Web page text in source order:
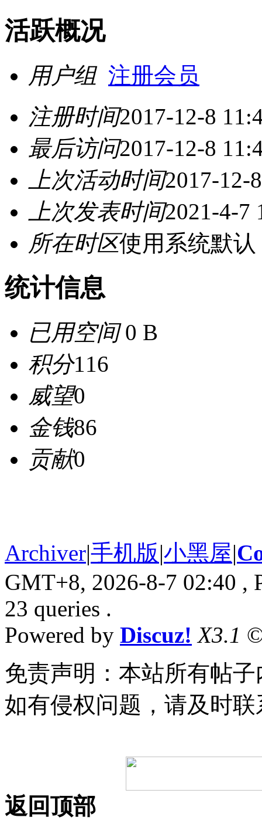
活跃概况
用户组 注册会员
注册时间2017-12-8
最后访问2017-12-8
上次活动时间2017-12-
上次发表时间2021-4-7
所在时区使用系统默认
统计信息
已用空间0 B
积分116
威望0
金钱86
贡献0
Archiver|手机版|小黑屋|
GMT+8, 2026-8-7 02:40 ,
23 queries .
Powered by Discuz! X3.1
免责声明：本站所有帖
如有侵权问题，请及时
返回顶部